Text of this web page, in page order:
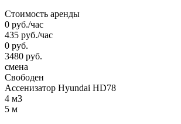
Стоимость аренды
0 руб./час
435 руб./час
0 руб.
3480 руб.
смена
Свободен
Ассенизатор Hyundai HD78
4 м3
5 м